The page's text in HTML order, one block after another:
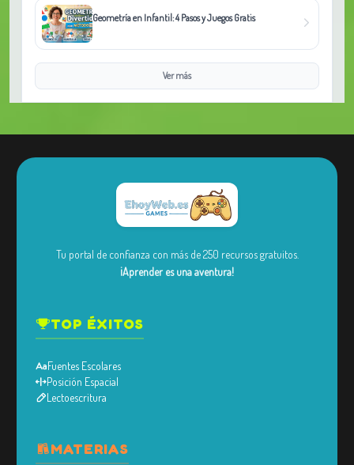
Geometría en Infantil: 4 Pasos y Juegos Gratis
Ver más
Tu portal de confianza con más de 250 recursos gratuitos.
¡Aprender es una aventura!
TOP ÉXITOS
Fuentes Escolares
Posición Espacial
Lectoescritura
MATERIAS